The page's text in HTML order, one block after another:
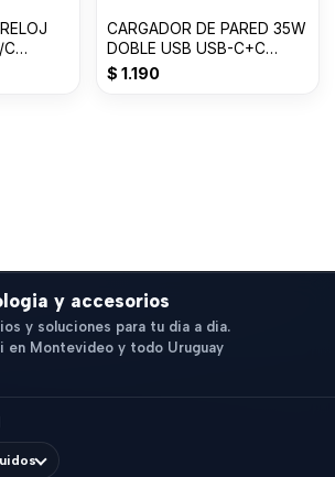
C
CARGADOR DE PARED 35W
DOBLE USB USB-C+C
TOMATE T-CH004
$ 1.190
y accesorios
y soluciones para tu dia a dia.
en Montevideo y todo Uruguay